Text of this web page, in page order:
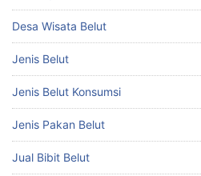
Desa Wisata Belut
Jenis Belut
Jenis Belut Konsumsi
Jenis Pakan Belut
Jual Bibit Belut